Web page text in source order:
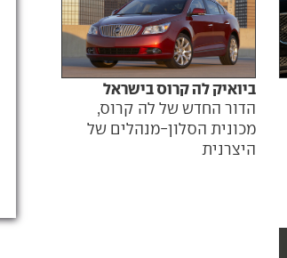
ביואיק לה קרוס בישראל
הדור החדש של לה קרוס,
מכונית הסלון-מנהלים של
היצרנית